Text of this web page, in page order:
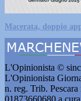
Macerata, doppio
L'Opinionista ©
L'Opinionista
n. reg. Trib.
01873660680 a